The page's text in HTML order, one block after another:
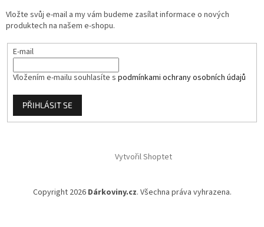
Vložte svůj e-mail a my vám budeme zasílat informace o nových
produktech na našem e-shopu.
E-mail
Vložením e-mailu souhlasíte s podmínkami ochrany osobních údajů
PŘIHLÁSIT SE
Vytvořil Shoptet
Copyright 2026 Dárkoviny.cz. Všechna práva vyhrazena.